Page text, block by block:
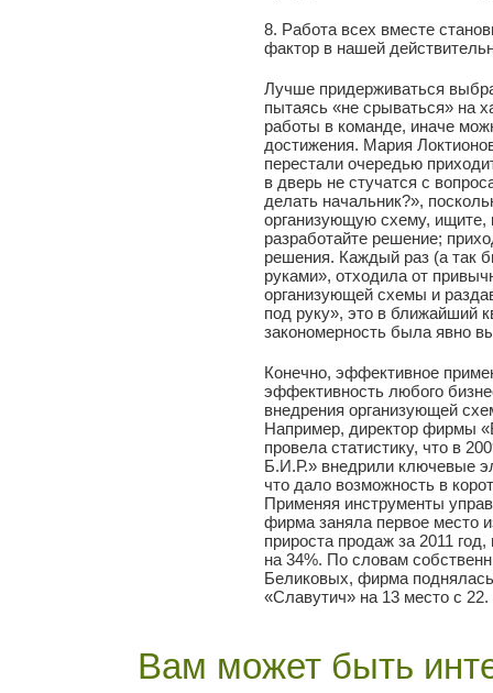
8. Работа всех вместе
фактор в нашей
Лучше придерживаться
пытаясь «не срываться» на
работы в команде, иначе
достижения. Мария
перестали очередью
в дверь не стучатся с
делать начальник?»,
организующую схему, ищите,
разработайте решение;
решения. Каждый раз (а так
руками», отходила от
организующей схемы и
под руку», это в ближайший
закономерность была явно
Конечно, эффективное
эффективность любого
внедрения организующей
Например, директор фирмы
провела статистику, что в
Б.И.Р.» внедрили ключевые
что дало возможность в
Применяя инструменты
фирма заняла первое место
прироста продаж за 2011
на 34%. По словам
Беликовых, фирма
«Славутич» на 13 место с 22.
Вам может быть